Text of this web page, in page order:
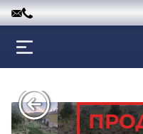
Към съдържанието